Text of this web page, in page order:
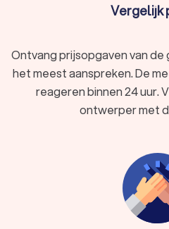
Vergelijk
Ontvang prijsopgaven van
het meest aanspreken. De
reageren binnen 24 uur.
ontwerper met